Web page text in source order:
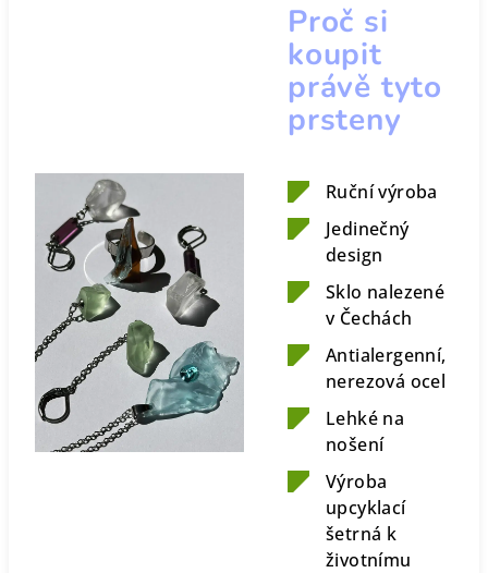
Proč si
koupit
právě tyto
prsteny
Ruční výroba
Jedinečný
design
Sklo nalezené
v Čechách
Antialergenní,
nerezová ocel
Lehké na
nošení
Výroba
upcyklací
šetrná k
životnímu